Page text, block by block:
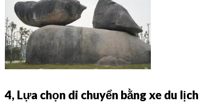
4, Lựa chọn di chuyển bằng xe du lịch